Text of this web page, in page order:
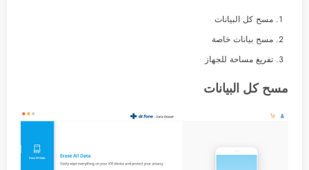
مسح كل البيانات
مسح بيانات خاصة
تفريغ مساحة للجهاز
مسح كل البيانات